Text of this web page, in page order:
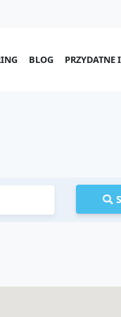
BLOG PRZYDATNE